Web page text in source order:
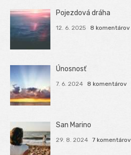
Pojezdová dráha
12. 6. 2025 8 komentárov
Únosnosť
7. 6. 2024 8 komentárov
San Marino
29. 8. 2024 7 komentárov